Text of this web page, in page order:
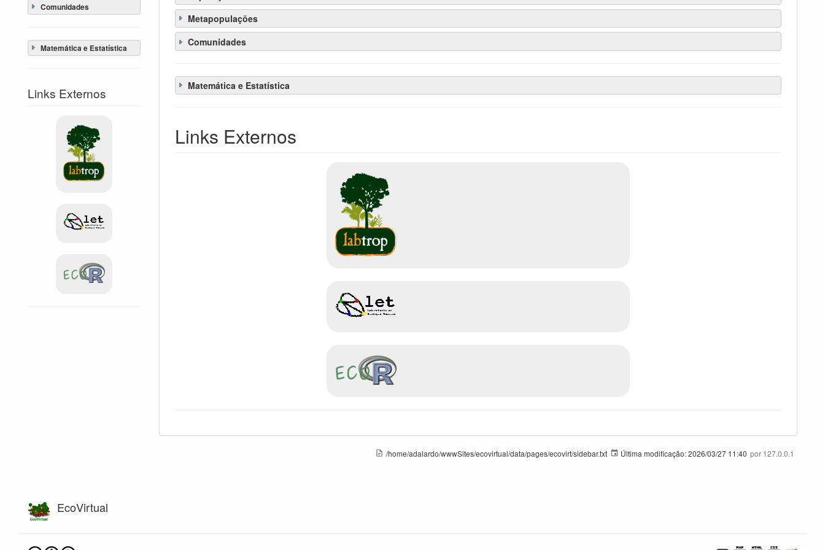
Comunidades
Matemática e Estatística
Links Externos
Metapopulações
Comunidades
Matemática e Estatística
Links Externos
/home/adalardo/wwwSites/ecovirtual/data/pages/ecovirt/sidebar.txt Última modificação:2026/03/27 11:40 por 127.0.0.1
EcoVirtual